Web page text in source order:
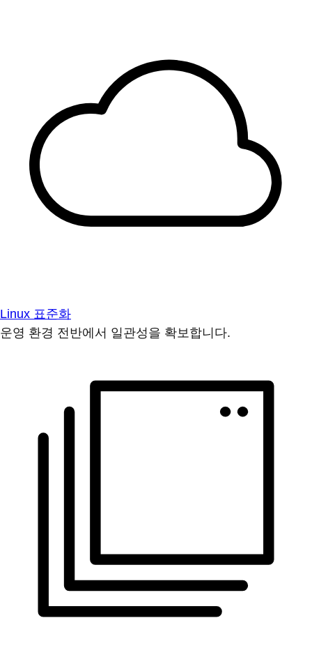
Linux 표준화
운영 환경 전반에서 일관성을 확보합니다.